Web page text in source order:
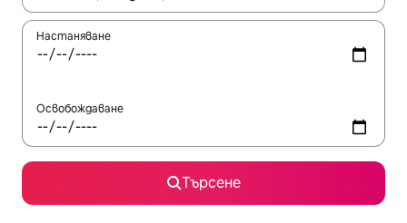
Настаняване
Освобождаване
Търсене